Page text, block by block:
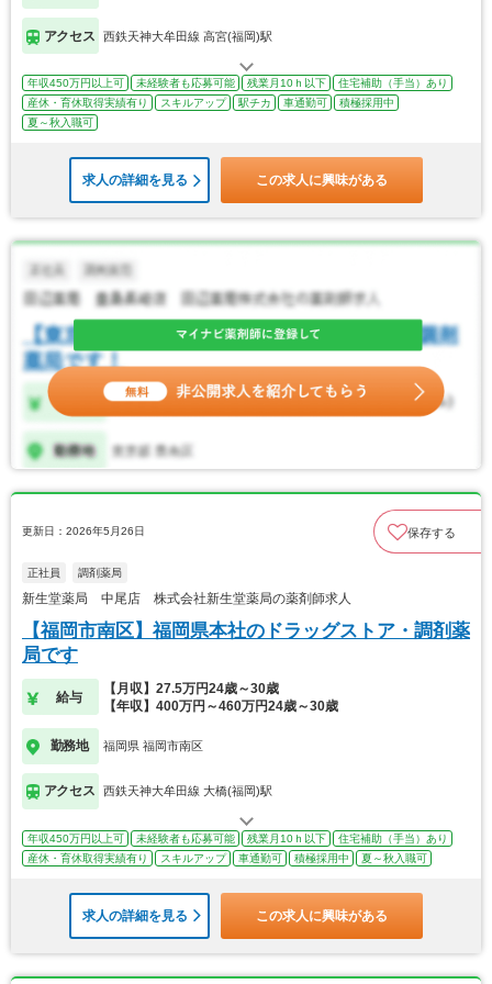
アクセス 西鉄天神大牟田線 高宮(福岡)駅
年収450万円以上可 未経験者も応募可能 残業月10ｈ以下
住宅補助（手当）あり
産休・育休取得実績有り
スキルアップ 駅チカ 車通勤可
積極採用中
夏～秋入職可
求人の詳細を見る この求人に興味がある
更新日：2026年5月26日 保存する
正社員 調剤薬局
新生堂薬局 中尾店 株式会社新生堂薬局の薬剤師求人
【福岡市南区】福岡県本社のドラッグストア・調剤薬
局です
給与
【月収】27.5万円24歳～30歳
【年収】400万円～460万円24歳～30歳
勤務地 福岡県 福岡市南区
アクセス 西鉄天神大牟田線 大橋(福岡)駅
年収450万円以上可 未経験者も応募可能 残業月10ｈ以下
住宅補助（手当）あり
産休・育休取得実績有り
スキルアップ 車通勤可 積極採用中 夏～秋入職可
求人の詳細を見る この求人に興味がある